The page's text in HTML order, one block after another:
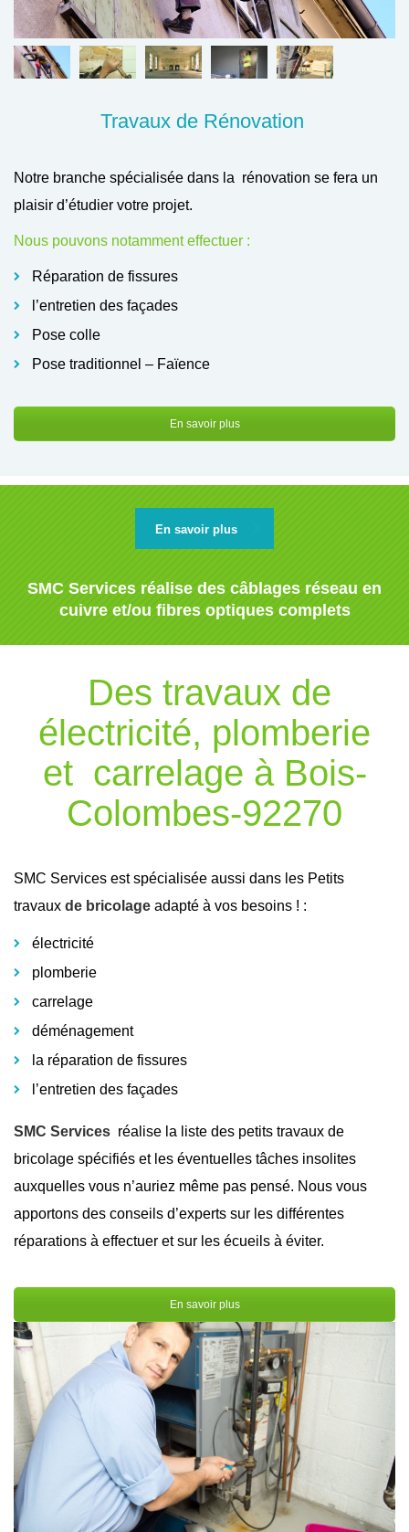
Travaux de Rénovation
Notre branche spécialisée dans la rénovation se fera un
plaisir d’étudier votre projet.
Nous pouvons notamment effectuer :
Réparation de fissures
l’entretien des façades
Pose colle
Pose traditionnel – Faïence
En savoir plus
En savoir plus
SMC Services réalise des câblages réseau en
cuivre et/ou fibres optiques complets
Des travaux de
électricité, plomberie
et carrelage à Bois-
Colombes-92270
SMC Services est spécialisée aussi dans les Petits
travaux de bricolage adapté à vos besoins ! :
électricité
plomberie
carrelage
déménagement
la réparation de fissures
l’entretien des façades
SMC Services réalise la liste des petits travaux de
bricolage spécifiés et les éventuelles tâches insolites
auxquelles vous n’auriez même pas pensé. Nous vous
apportons des conseils d’experts sur les différentes
réparations à effectuer et sur les écueils à éviter.
En savoir plus